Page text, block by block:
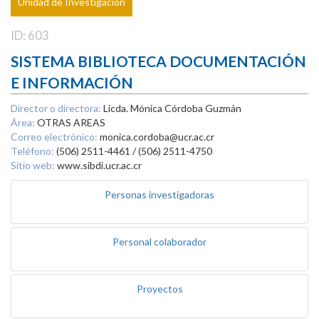
ID: 603
SISTEMA BIBLIOTECA DOCUMENTACIÓN
E INFORMACIÓN
Director o directora: Licda. Mónica Córdoba Guzmán
Área: OTRAS AREAS
Correo electrónico: monica.cordoba@ucr.ac.cr
Teléfono: (506) 2511-4461 / (506) 2511-4750
Sitio web: www.sibdi.ucr.ac.cr
Personas investigadoras
Personal colaborador
Proyectos